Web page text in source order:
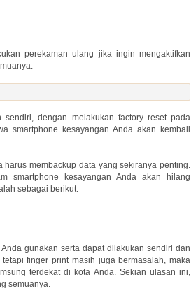
perekaman ulang jika ingin mengaktifkan
dengan melakukan factory reset pada
smartphone kesayangan Anda akan kembali
membackup data yang sekiranya penting.
smartphone kesayangan Anda akan hilang
sebagai berikut:
gunakan serta dapat dilakukan sendiri dan
finger print masih juga bermasalah, maka
terdekat di kota Anda. Sekian ulasan ini,
semuanya.